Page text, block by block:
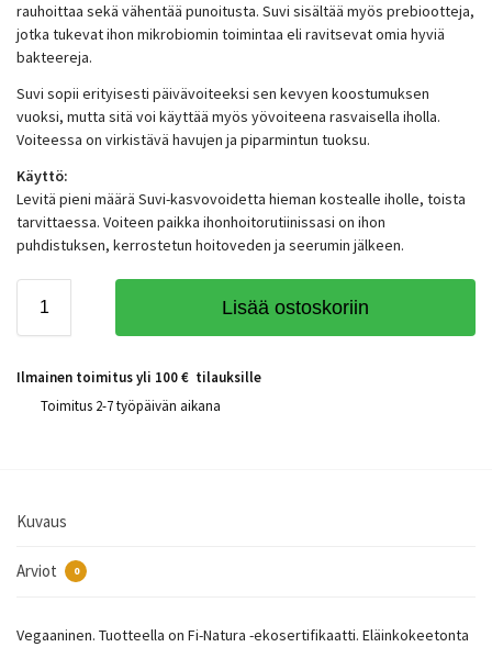
rauhoittaa sekä vähentää punoitusta. Suvi sisältää myös prebiootteja,
jotka tukevat ihon mikrobiomin toimintaa eli ravitsevat omia hyviä
bakteereja.
Suvi sopii erityisesti päivävoiteeksi sen kevyen koostumuksen
vuoksi, mutta sitä voi käyttää myös yövoiteena rasvaisella iholla.
Voiteessa on virkistävä havujen ja piparmintun tuoksu.
Käyttö:
Levitä pieni määrä Suvi-kasvovoidetta hieman kostealle iholle, toista
tarvittaessa. Voiteen paikka ihonhoitorutiinissasi on ihon
puhdistuksen, kerrostetun hoitoveden ja seerumin jälkeen.
Lisää ostoskoriin
Ilmainen toimitus yli 100 € tilauksille
Toimitus 2-7 työpäivän aikana
Kuvaus
Arviot 0
Vegaaninen. Tuotteella on Fi-Natura -ekosertifikaatti. Eläinkokeetonta